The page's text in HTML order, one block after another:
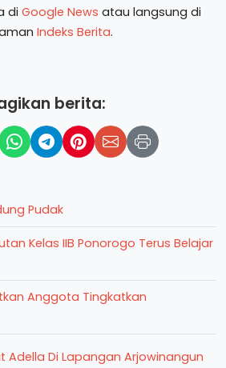
di Google News atau langsung di
Indeks Berita.
berita:
Pudak
Kelas IIB Ponorogo Terus Belajar
Anggota Tingkatkan
Adella Di Lapangan Arjowinangun